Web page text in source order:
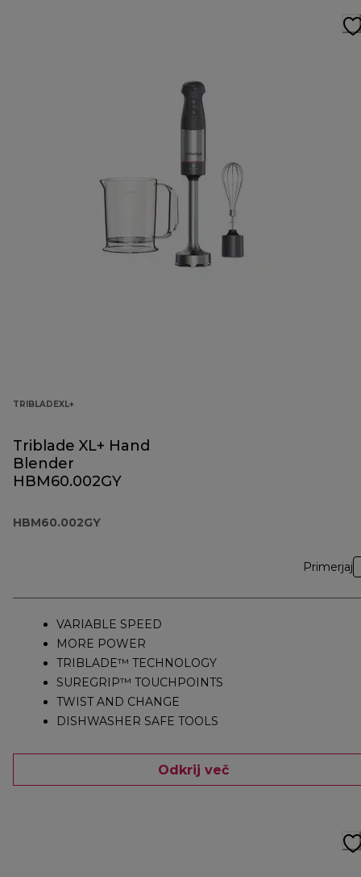
TRIBLADEXL+
Triblade XL+ Hand
Blender
HBM60.002GY
HBM60.002GY
Primerjaj
VARIABLE SPEED
MORE POWER
TRIBLADE™ TECHNOLOGY
SUREGRIP™ TOUCHPOINTS
TWIST AND CHANGE
DISHWASHER SAFE TOOLS
Odkrij več